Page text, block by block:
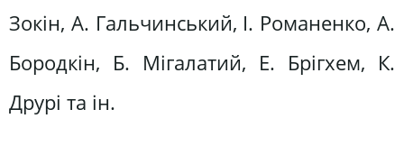
Зокін, А. Гальчинський, І. Романенко, А.
Бородкін, Б. Мігалатий, Е. Брігхем, К.
Друрі та ін.